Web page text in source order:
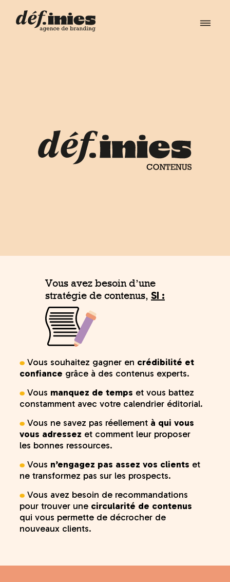
Contenus
Vous avez besoin d’une
stratégie de contenus, SI :
Vous souhaitez gagner en crédibilité et
confiance grâce à des contenus experts.
Vous manquez de temps et vous battez
constamment avec votre calendrier éditorial.
Vous ne savez pas réellement à qui vous
vous adressez et comment leur proposer
les bonnes ressources.
Vous n’engagez pas assez vos clients et
ne transformez pas sur les prospects.
Vous avez besoin de recommandations
pour trouver une circularité de contenus
qui vous permette de décrocher de
nouveaux clients.